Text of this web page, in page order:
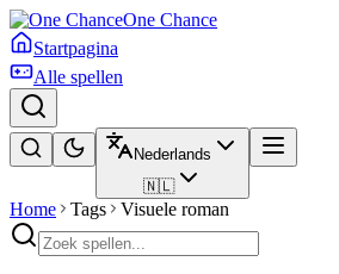
One Chance
Startpagina
Alle spellen
Nederlands
🇳🇱
Home Tags Visuele roman